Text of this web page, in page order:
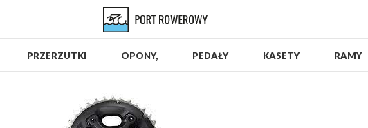
PRZERZUTKI OPONY, PEDAŁY KASETY RAMY
Deore 10rz. 38/28/175